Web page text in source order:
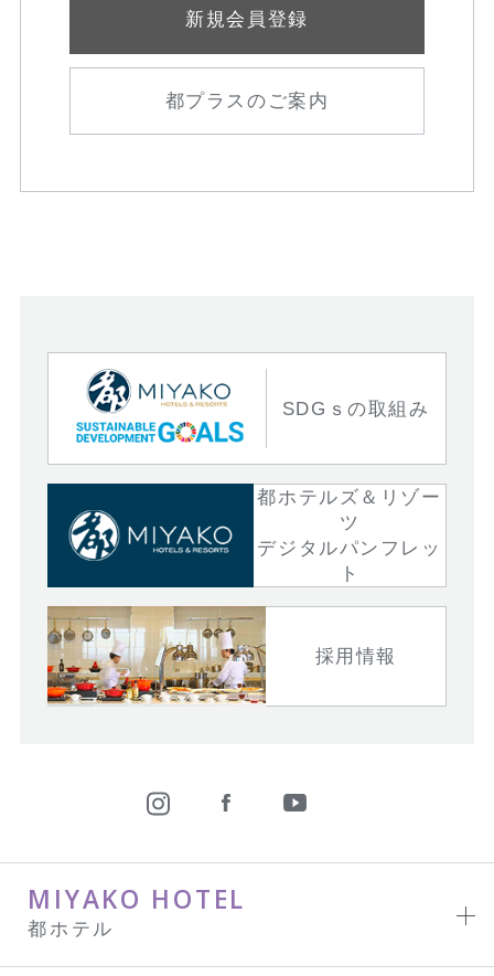
新規会員登録
都プラスのご案内
SDGｓの取組み
都ホテルズ＆リゾー
ツ
デジタルパンフレッ
ト
採用情報
MIYAKO HOTEL
都ホテル